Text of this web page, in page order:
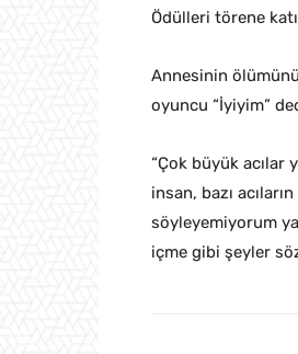
Ödülleri törene
Annesinin
oyuncu “İyiyim”
“Çok büyük acılar
insan, bazı
söyleyemiyorum
içme gibi şeyler